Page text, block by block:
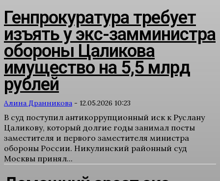
Генпрокуратура требует
изъять у экс-замминистра
обороны Цаликова
имущество на 5,5 млрд
рублей
Алина Дранникова - 12.05.2026 10:23
В суд поступил антикоррупционный иск к Руслану
Цаликову, который долгие годы занимал посты
заместителя и первого заместителя министра
обороны России. Никулинский районный суд
Москвы принял...